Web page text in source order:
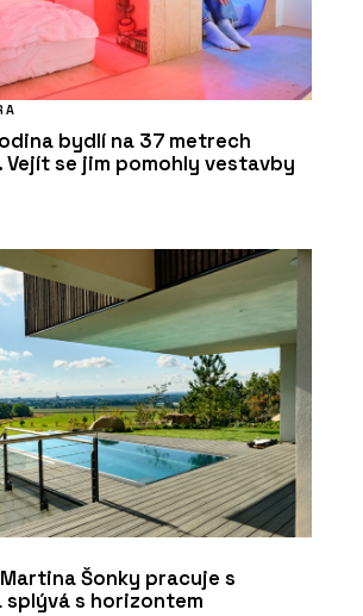
bydlí na 37 metrech
se jim pomohly vestavby
Šonky pracuje s
s horizontem